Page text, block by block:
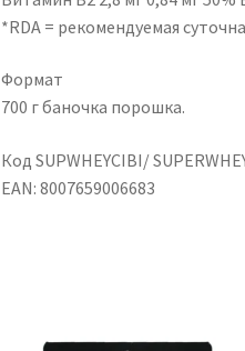
*RDA = рекомендуемая
Формат
700 г баночка порошка.
Код SUPWHEYCIBI/
EAN: 8007659006683